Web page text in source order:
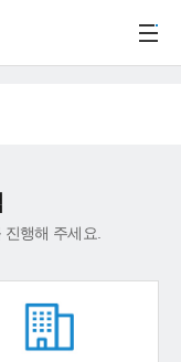
행해 주세요.